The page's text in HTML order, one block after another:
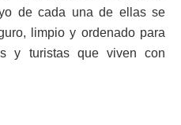
de cada una de ellas se
limpio y ordenado para
y turistas que viven con